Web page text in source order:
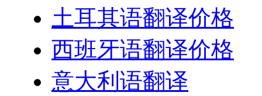
土耳其语翻译价格
西班牙语翻译价格
意大利语翻译